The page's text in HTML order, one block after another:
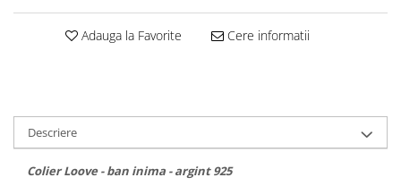
Adauga la Favorite Cere informatii
Descriere
Colier Loove - ban inima - argint 925